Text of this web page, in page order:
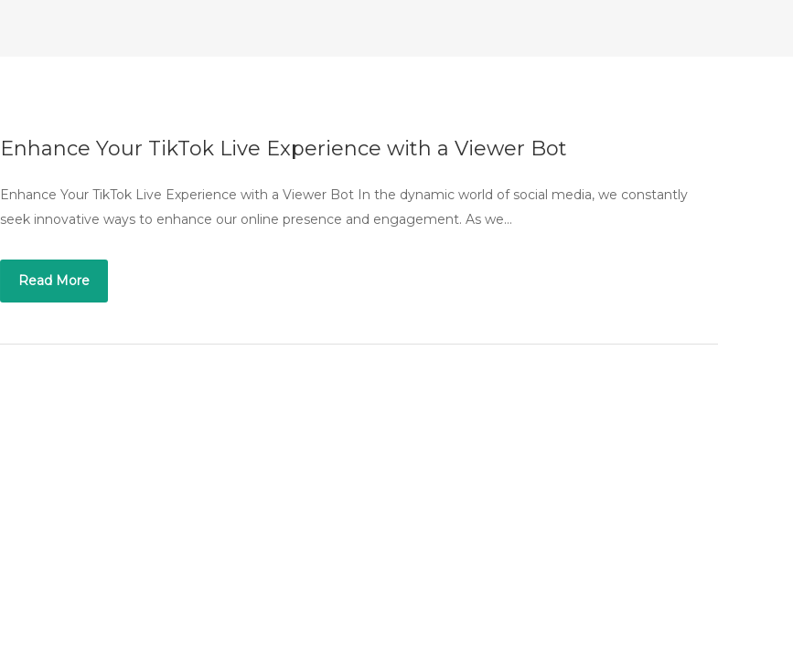
Enhance Your TikTok Live Experience with a Viewer Bot
Enhance Your TikTok Live Experience with a Viewer Bot In the dynamic world of social media, we constantly
seek innovative ways to enhance our online presence and engagement. As we…
Read More